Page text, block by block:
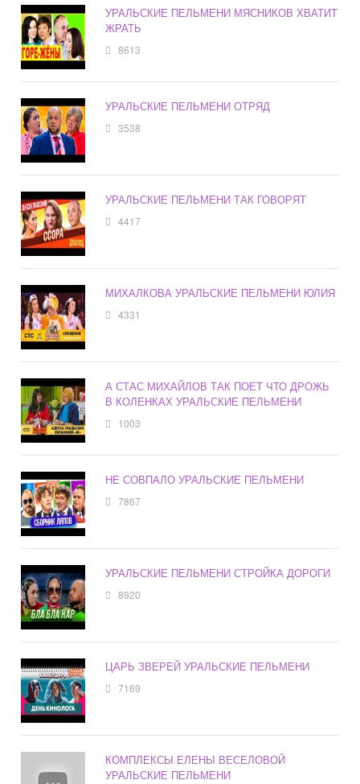
УРАЛЬСКИЕ ПЕЛЬМЕНИ МЯСНИКОВ ХВАТИТ
ЖРАТЬ
8613
УРАЛЬСКИЕ ПЕЛЬМЕНИ ОТРЯД
3538
УРАЛЬСКИЕ ПЕЛЬМЕНИ ТАК ГОВОРЯТ
4417
МИХАЛКОВА УРАЛЬСКИЕ ПЕЛЬМЕНИ ЮЛИЯ
4331
А СТАС МИХАЙЛОВ ТАК ПОЕТ ЧТО ДРОЖЬ
В КОЛЕНКАХ УРАЛЬСКИЕ ПЕЛЬМЕНИ
1003
НЕ СОВПАЛО УРАЛЬСКИЕ ПЕЛЬМЕНИ
7867
УРАЛЬСКИЕ ПЕЛЬМЕНИ СТРОЙКА ДОРОГИ
8920
ЦАРЬ ЗВЕРЕЙ УРАЛЬСКИЕ ПЕЛЬМЕНИ
7169
КОМПЛЕКСЫ ЕЛЕНЫ ВЕСЕЛОВОЙ
УРАЛЬСКИЕ ПЕЛЬМЕНИ